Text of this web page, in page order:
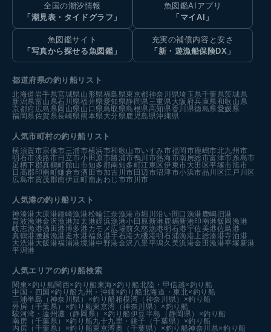
全国の潮汐情報
「潮見表・タイドグラフ」
魚図鑑AIアプリ
「マイAI」
魚図鑑サイト
「写真から探せる魚図鑑」
充実の補償内容と安さ
「新・遊漁船保険DX」
都道府県の釣り船リスト
北海道 岩手県宮城県 山形県福島県東京都神奈川県埼玉県千葉県茨城県
新潟県富山県石川県福井県愛知県静岡県 三重県 大阪府兵庫県和歌山県
京都府広島県岡山県 山口県 鳥取県島根県高知県香川県徳島県愛媛県
福岡県佐賀県長崎県 熊本県 大分県 鹿児島県沖縄県
人気市町村の釣り船リスト
横須賀市宗像市三浦市横浜市和歌山市いすみ市福岡市鹿嶋市北九州市
明石市淡路市日立市小田原市勝浦市鴨川市熱海市南房総市富津市糸島市
足柄下郡真鶴町館山市知多郡南知多町江東区伊東市大田区平塚市旭市
日高郡印南町鎌倉市酒田市加古川市田辺市沼津市小浜市品川区江戸川区
広島市賀茂郡南伊豆町南あわじ市市川市
人気港の釣り船リスト
神湊港 大原港鐘崎漁港松輪江奈漁港市堀川沿い 間口漁港 鹿嶋旧港
育波漁港金沢漁港加太港姪浜漁港小田原新港 鹿嶋新港印南港飯岡漁港
岐志漁港酒田港博多港カモメ広場前久慈漁港 明石港宇佐美港佐島港
真鶴港 腰越漁港 走水港福良港手石港 大磯港明石浦漁港 上総湊港寺泊港
大洗港 大飯港福浦港境港中野港金沢八景平潟久美浜港金田漁港平塚新港
平潟港
人気エリアの釣り船検索
関東×釣り船関西×釣り船 東海×釣り船北陸・甲信越×釣り船
中国・四国×釣り船 九州・沖縄×釣り船北海道・東北×釣り船
三浦半島（神奈川県）×釣り船相模湾（神奈川県）×釣り船
外房（千葉県）×釣り船東京湾（神奈川県）×釣り船
駿河湾・遠州灘（静岡県）×釣り船伊豆半島（静岡県）×釣り船
南房（千葉県）×釣り船九十九里・銚子（千葉県）×釣り船
内房（千葉県）×釣り船東京湾奥（千葉県）×釣り船神奈川県×釣り船